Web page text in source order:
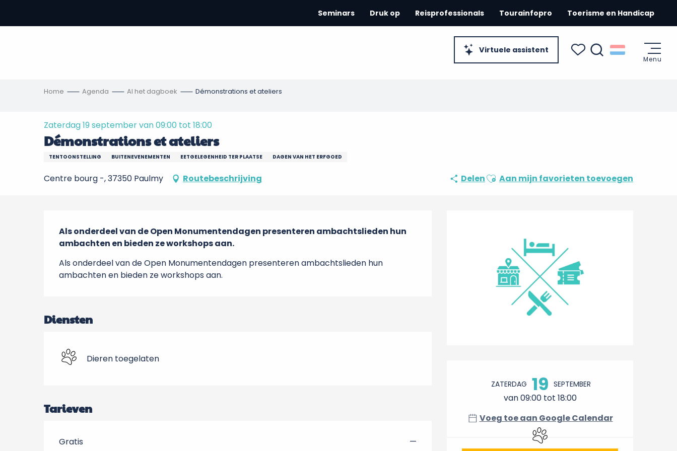
contenu
Virtuele assistent
Seminars Druk op Reisprofessionals Tourainfopro Toerisme en Handicap
Menu
Home Agenda Al het dagboek Démonstrations et ateliers
Zaterdag 19 september van 09:00 tot 18:00
Démonstrations et ateliers
TENTOONSTELLING BUITENEVENEMENTEN EETGELEGENHEID TER PLAATSE DAGEN VAN HET ERFGOED
Centre bourg -, 37350 Paulmy Routebeschrijving DelenAjouter aux favoris
Aan mijn favorieten toevoegen
Openingstijden en
ZATERDAG 19 SEPTEMBER
van 09:00 tot 18:00
Voeg toe aan Google Calendar
Dieren toegelaten
Beschrijving
Als onderdeel van de Open Monumentendagen presenteren ambachtslieden hun
ambachten en bieden ze workshops aan.
Als onderdeel van de Open Monumentendagen presenteren ambachtslieden hun
ambachten en bieden ze workshops aan.
Diensten
Dieren toegelaten
Tarieven
Gratis —